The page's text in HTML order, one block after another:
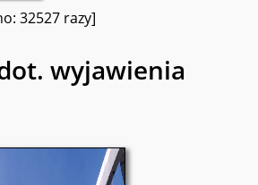
32527 razy]
wyjawienia